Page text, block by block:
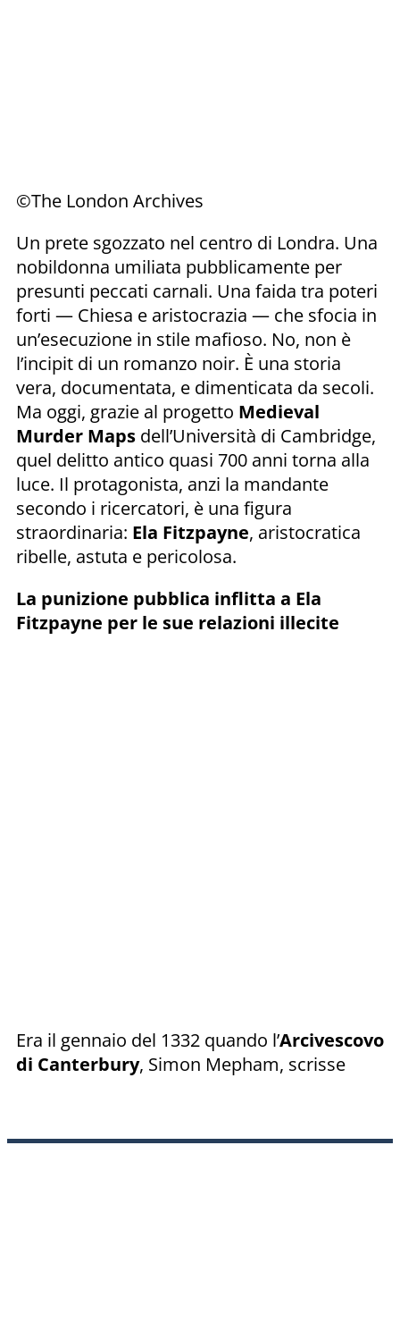
©The London Archives
Un prete sgozzato nel centro di Londra. Una
nobildonna umiliata pubblicamente per
presunti peccati carnali. Una faida tra poteri
forti — Chiesa e aristocrazia — che sfocia in
un’esecuzione in stile mafioso. No, non è
l’incipit di un romanzo noir. È una storia
vera, documentata, e dimenticata da secoli.
Ma oggi, grazie al progetto Medieval
Murder Maps dell’Università di Cambridge,
quel delitto antico quasi 700 anni torna alla
luce. Il protagonista, anzi la mandante
secondo i ricercatori, è una figura
straordinaria: Ela Fitzpayne, aristocratica
ribelle, astuta e pericolosa.
La punizione pubblica inflitta a Ela
Fitzpayne per le sue relazioni illecite
Era il gennaio del 1332 quando l’Arcivescovo
di Canterbury, Simon Mepham, scrisse